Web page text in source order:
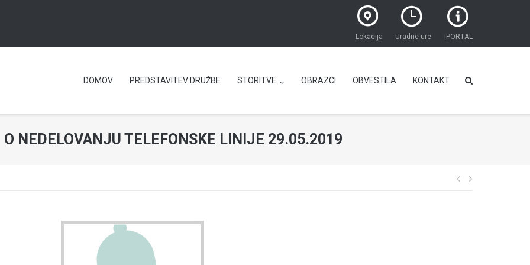
Lokacija Uradne ure iPORTAL
DOMOV PREDSTAVITEV DRUŽBE STORITVE OBRAZCI OBVESTILA KONTAKT
O NEDELOVANJU TELEFONSKE LINIJE 29.05.2019
Navigacija